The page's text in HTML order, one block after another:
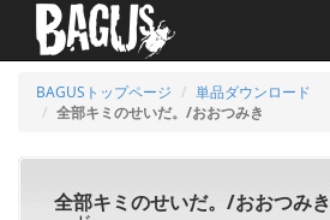
BAGUSトップページ
単品ダウンロード
全部キミのせいだ。/おおつみき
全部キミのせいだ。/おおつみき